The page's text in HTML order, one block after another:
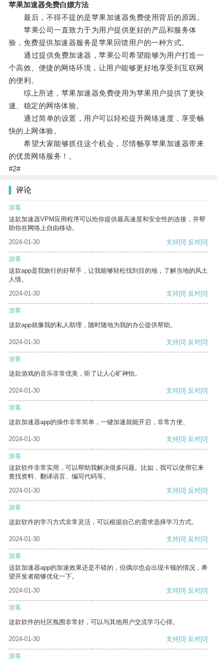
苹果加速器免费白嫖方法
最后，不得不提的是苹果加速器免费使用背后的原因。
苹果公司一直致力于为用户提供更好的产品和服务体
验，免费提供加速器服务是苹果回馈用户的一种方式。
通过提供免费加速器，苹果公司希望能够为用户打造一
个高效、便捷的网络环境，让用户能够更好地享受到互联网
的便利。
综上所述，苹果加速器免费使用为苹果用户提供了更快
速、稳定的网络体验。
通过简单的设置，用户可以轻松提升网络速度，享受畅
快的上网体验。
希望大家能够抓住这个机会，尽情畅享苹果加速器带来
的优质网络服务！。
#2#
评论
游客
这款加速器VPM应用程序可以给你提供最高速度和安全性的连接，并帮
助你在网络上自由移动。
2024-01-30
支持[0] 反对[0]
游客
这款app是我旅行的好帮手，让我能够轻松找到目的地，了解当地的风土
人情。
2024-01-30
支持[0] 反对[0]
游客
这款app就像我的私人助理，随时随地为我的办公提供帮助。
2024-01-30 支持[0] 反对[0]
游客
这款游戏的音乐非常优美，听了让人心旷神怡。
2024-01-30 支持[0] 反对[0]
游客
这款加速器app的操作非常简单，一键加速就能开启，非常方便。
2024-01-30 支持[0] 反对[0]
游客
这款软件非常实用，可以帮助我解决很多问题。比如，我可以使用它来
查找资料、翻译语言、编写代码等。
2024-01-30
支持[0] 反对[0]
游客
这款软件的学习方式非常灵活，可以根据自己的需求选择学习方式。
2024-01-30 支持[0] 反对[0]
游客
这款加速器app的加速效果还是不错的，但偶尔也会出现卡顿的情况，希
望开发者能够优化一下。
2024-01-30
支持[0] 反对[0]
游客
这款软件的社区氛围非常好，可以与其他用户交流学习心得。
2024-01-30 支持[0] 反对[0]
游客